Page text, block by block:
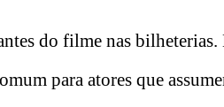
do filme nas
para atores que